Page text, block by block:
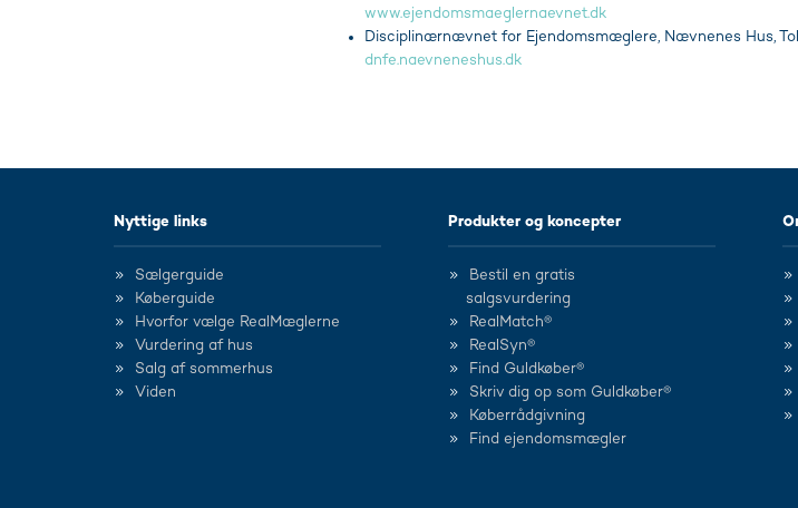
www.ejendomsmaeglernaevnet.dk
Disciplinærnævnet for Ejendomsmæglere, Nævnenes Hus,
dnfe.naevneneshus.dk
Nyttige links
Sælgerguide
Køberguide
Hvorfor vælge RealMæglerne
Vurdering af hus
Salg af sommerhus
Viden
Produkter og koncepter
Bestil en gratis
salgsvurdering
RealMatch®
RealSyn®
Find Guldkøber®
Skriv dig op som Guldkøber®
Køberrådgivning
Find ejendomsmægler